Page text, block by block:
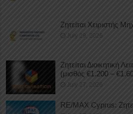
Ζητείται Χειριστής
July 29, 2026
Ζητείται Διοικητική
(μισθός €1.200 –
July 27, 2026
RE/MAX Cyprus: